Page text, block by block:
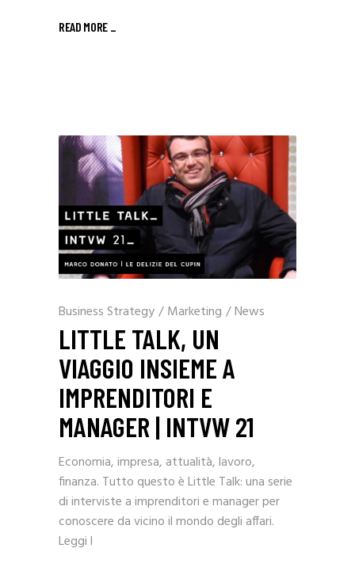
READ MORE _
Business Strategy/ Marketing /News
LITTLE TALK, UN
VIAGGIO INSIEME A
IMPRENDITORI E
MANAGER | INTVW 21
Economia, impresa, attualità, lavoro,
finanza. Tutto questo è Little Talk: una serie
di interviste a imprenditori e manager per
conoscere da vicino il mondo degli affari.
Leggi l